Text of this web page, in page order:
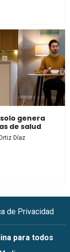
genera
de salud
Díaz
de Privacidad
para todos